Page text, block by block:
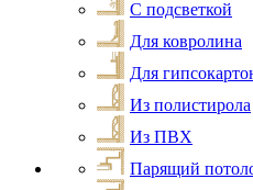
С подсветкой
Для ковролина
Для
Из полистирола
Из ПВХ
Парящий